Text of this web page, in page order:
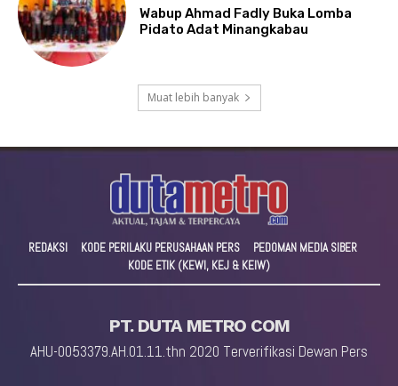
Wabup Ahmad Fadly Buka Lomba
Pidato Adat Minangkabau
Muat lebih banyak
REDAKSI KODE PERILAKU PERUSAHAAN PERS
PEDOMAN MEDIA SIBER
KODE ETIK (KEWI, KEJ & KEIW)
PT. DUTA METRO COM
AHU-0053379.AH.01.11.thn 2020 Terverifikasi Dewan Pers